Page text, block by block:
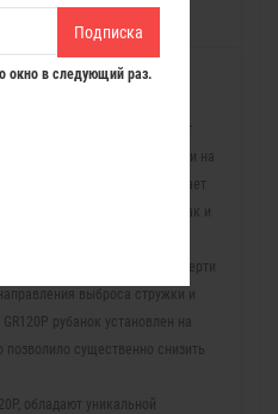
Подписка
окно в следующий раз.
эргономические
использования. Рубанок
из массива древесины, имеет
как в мастерской так и на
что обеспечивает
для работ как левой, так и
оснащен электронными
и расширения четверти
выброса стружки и
рубанок установлен на
существенно снизить
обладают уникальной